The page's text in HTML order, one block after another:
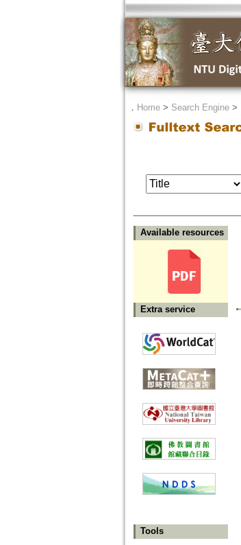
． Home> Search Engine>
Available resources
Extra service
Tools